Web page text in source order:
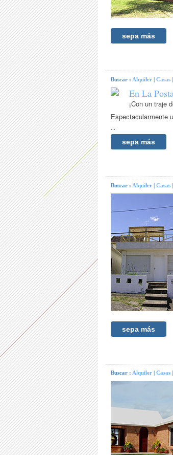
sepa más
Buscar : Alquiler Casas
En La
¡Con un traje
Espectacularmente
...
sepa más
Buscar : Alquiler Casas
sepa más
Buscar : Alquiler Casas